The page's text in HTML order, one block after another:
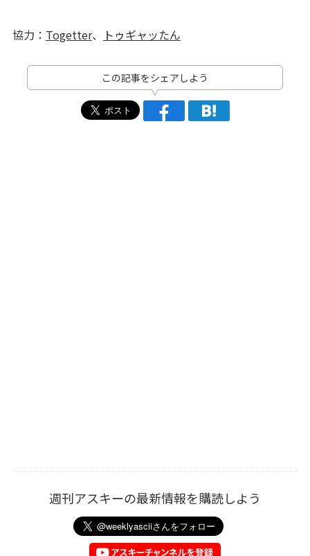
協力： Togetter、 トゥギャッたん
この記事をシェアしよう
週刊アスキーの最新情報を購読しよう